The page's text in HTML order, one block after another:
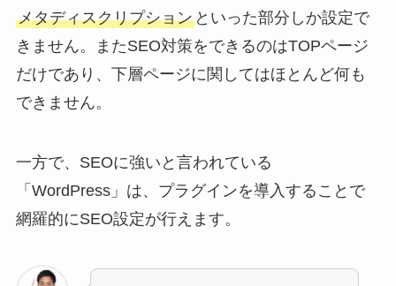
メタディスクリプションといった部分しか設定で
きません。またSEO対策をできるのはTOPページ
だけであり、下層ページに関してはほとんど何も
できません。
一方で、SEOに強いと言われている
「WordPress」は、プラグインを導入することで
網羅的にSEO設定が行えます。